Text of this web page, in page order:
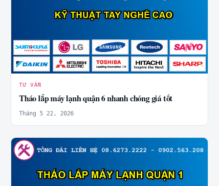
TƯ VẤN
Tháo lắp máy lạnh quận 6 nhanh chóng giá tốt
Tháng 5 22, 2026